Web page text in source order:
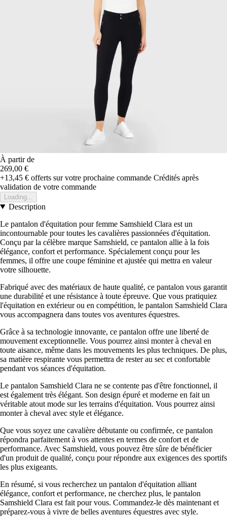
À partir de
269,00 €
+13,45 € offerts sur votre prochaine commande Crédités après
validation de votre commande
Loading...
Description
Le pantalon d'équitation pour femme Samshield Clara est un
incontournable pour toutes les cavalières passionnées d'équitation.
Conçu par la célèbre marque Samshield, ce pantalon allie à la fois
élégance, confort et performance. Spécialement conçu pour les
femmes, il offre une coupe féminine et ajustée qui mettra en valeur
votre silhouette.
Fabriqué avec des matériaux de haute qualité, ce pantalon vous garantit
une durabilité et une résistance à toute épreuve. Que vous pratiquiez
l'équitation en extérieur ou en compétition, le pantalon Samshield Clara
vous accompagnera dans toutes vos aventures équestres.
Grâce à sa technologie innovante, ce pantalon offre une liberté de
mouvement exceptionnelle. Vous pourrez ainsi monter à cheval en
toute aisance, même dans les mouvements les plus techniques. De plus,
sa matière respirante vous permettra de rester au sec et confortable
pendant vos séances d'équitation.
Le pantalon Samshield Clara ne se contente pas d'être fonctionnel, il
est également très élégant. Son design épuré et moderne en fait un
véritable atout mode sur les terrains d'équitation. Vous pourrez ainsi
monter à cheval avec style et élégance.
Que vous soyez une cavalière débutante ou confirmée, ce pantalon
répondra parfaitement à vos attentes en termes de confort et de
performance. Avec Samshield, vous pouvez être sûre de bénéficier
d'un produit de qualité, conçu pour répondre aux exigences des sportifs
les plus exigeants.
En résumé, si vous recherchez un pantalon d'équitation alliant
élégance, confort et performance, ne cherchez plus, le pantalon
Samshield Clara est fait pour vous. Commandez-le dès maintenant et
préparez-vous à vivre de belles aventures équestres avec style.